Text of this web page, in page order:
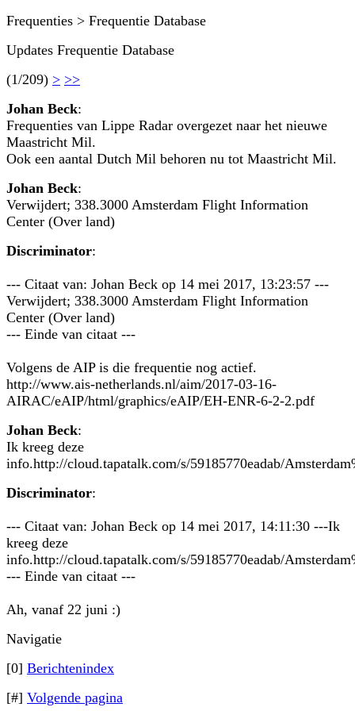
Frequenties > Frequentie Database
Updates Frequentie Database
(1/209) > >>
Johan Beck:
Frequenties van Lippe Radar overgezet naar het nieuwe
Maastricht Mil.
Ook een aantal Dutch Mil behoren nu tot Maastricht Mil.
Johan Beck:
Verwijdert; 338.3000 Amsterdam Flight Information
Center (Over land)
Discriminator:
--- Citaat van: Johan Beck op 14 mei 2017, 13:23:57 ---
Verwijdert; 338.3000 Amsterdam Flight Information
Center (Over land)
--- Einde van citaat ---
Volgens de AIP is die frequentie nog actief.
http://www.ais-netherlands.nl/aim/2017-03-16-
AIRAC/eAIP/html/graphics/eAIP/EH-ENR-6-2-2.pdf
Johan Beck:
Ik kreeg deze
info.http://cloud.tapatalk.com/s/59185770eadab/
Discriminator:
--- Citaat van: Johan Beck op 14 mei 2017, 14:11:30 ---Ik
kreeg deze
info.http://cloud.tapatalk.com/s/59185770eadab/
--- Einde van citaat ---
Ah, vanaf 22 juni :)
Navigatie
[0] Berichtenindex
[#] Volgende pagina